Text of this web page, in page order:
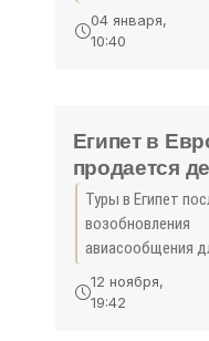
Туризма»
интерактивная
иллюзий. Музей
04 января,
10:40
Египет в
продается
- «Новости
Туризма»
Туры в Египет
возобновления
авиасообщения
будут стоить от
рублей. Об этом
12 ноября,
19:42